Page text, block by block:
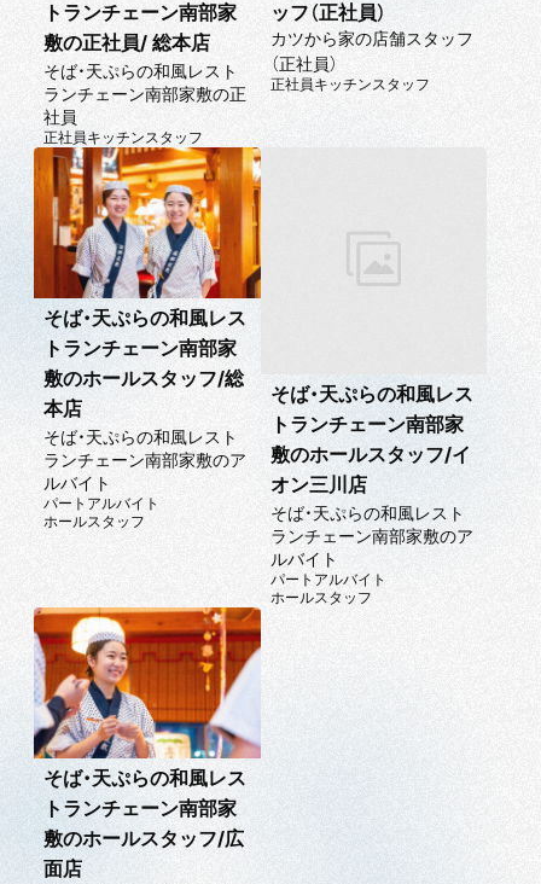
トランチェーン南部家
敷の正社員/ 総本店
そば・天ぷらの和風レスト
ランチェーン南部家敷の正
社員
正社員キッチンスタッフ
ッフ（正社員）
カツから家の店舗スタッフ
（正社員）
正社員キッチンスタッフ
そば・天ぷらの和風レス
トランチェーン南部家
敷のホールスタッフ/総
本店
そば・天ぷらの和風レスト
ランチェーン南部家敷のア
ルバイト
パートアルバイト
ホールスタッフ
そば・天ぷらの和風レス
トランチェーン南部家
敷のホールスタッフ/イ
オン三川店
そば・天ぷらの和風レスト
ランチェーン南部家敷のア
ルバイト
パートアルバイト
ホールスタッフ
そば・天ぷらの和風レス
トランチェーン南部家
敷のホールスタッフ/広
面店